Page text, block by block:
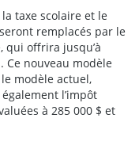
taxe scolaire et le
remplacés par le
qui offrira jusqu’à
Ce nouveau modèle
modèle actuel,
l’impôt
à 285 000 $ et